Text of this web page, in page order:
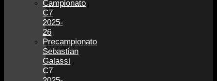
Campionato
C7
2025-
26
Precampionato
Sebastian
Galassi
C7